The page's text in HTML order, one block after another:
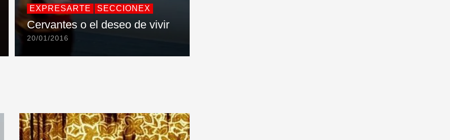
EXPRESARTE SECCIONEX
Cervantes o el deseo de vivir
20/01/2016